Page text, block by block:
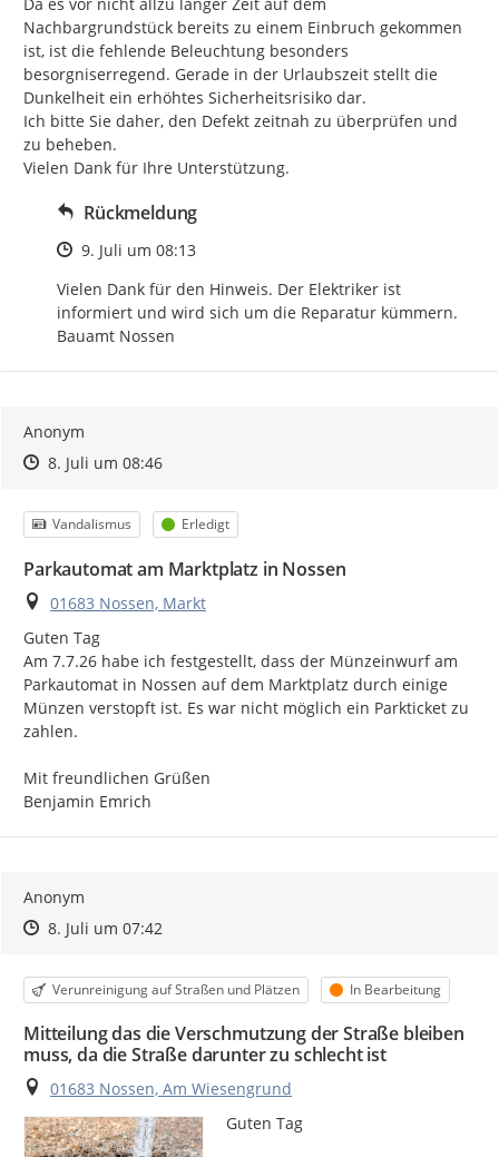
Nachbargrundstück bereits zu einem Einbruch gekommen
ist, ist die fehlende Beleuchtung besonders
besorgniserregend. Gerade in der Urlaubszeit stellt die
Dunkelheit ein erhöhtes Sicherheitsrisiko dar.
Ich bitte Sie daher, den Defekt zeitnah zu überprüfen und
zu beheben.
Vielen Dank für Ihre Unterstützung.
Rückmeldung
Zeitpunkt des Erstellens
9. Juli um 08:13
Vielen Dank für den Hinweis. Der Elektriker ist
informiert und wird sich um die Reparatur kümmern.
Bauamt Nossen
Anonym
Zeitpunkt des Erstellens
Zeitpunkt des Erstellens
8. Juli um 08:46Zur Äußerung
Kategorie
Vandalismus Status
Erledigt
Parkautomat am Marktplatz in Nossen
Ort
01683 Nossen, Markt
Guten Tag
Am 7.7.26 habe ich festgestellt, dass der Münzeinwurf am
Parkautomat in Nossen auf dem Marktplatz durch einige
Münzen verstopft ist. Es war nicht möglich ein Parkticket zu
zahlen.
Mit freundlichen Grüßen
Benjamin Emrich
Anonym
Zeitpunkt des Erstellens
Zeitpunkt des Erstellens
8. Juli um 07:42Zur Äußerung
Kategorie
Verunreinigung auf Straßen und Plätzen Status
In Bearbeitung
Mitteilung das die Verschmutzung der Straße bleiben
muss, da die Straße darunter zu schlecht ist
Ort
01683 Nossen, Am Wiesengrund
Guten Tag